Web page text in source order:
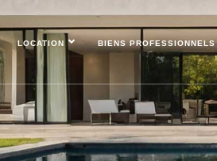
LOCATION BIENS PROFESSIONNELS